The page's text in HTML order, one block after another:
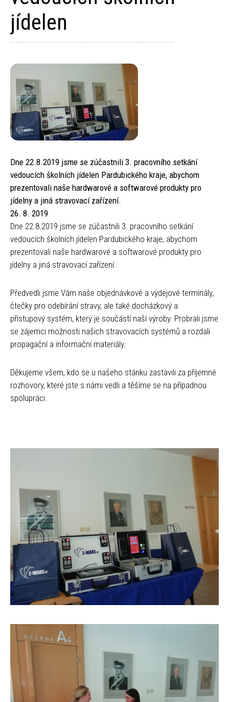
jídelen
Dne 22.8.2019 jsme se zúčastnili 3. pracovního setkání
vedoucích školních jídelen Pardubického kraje, abychom
prezentovali naše hardwarové a softwarové produkty pro
jídelny a jiná stravovací zařízení.
26. 8. 2019
Dne 22.8.2019 jsme se zúčastnili 3. pracovního setkání
vedoucích školních jídelen Pardubického kraje, abychom
prezentovali naše hardwarové a softwarové produkty pro
jídelny a jiná stravovací zařízení.
Předvedli jsme Vám naše objednávkové a výdejové terminály,
čtečky pro odebírání stravy, ale také docházkový a
přístupový systém, který je součástí naší výroby. Probrali jsme
se zájemci možnosti našich stravovacích systémů a rozdali
propagační a informační materiály.
Děkujeme všem, kdo se u našeho stánku zastavili za příjemné
rozhovory, které jste s námi vedli a těšíme se na případnou
spolupráci.